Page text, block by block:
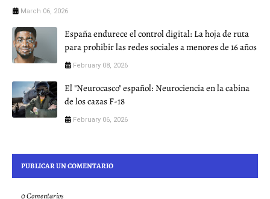
March 06, 2026
España endurece el control digital: La hoja de ruta
para prohibir las redes sociales a menores de 16 años
February 08, 2026
El "Neurocasco" español: Neurociencia en la cabina
de los cazas F-18
February 06, 2026
PUBLICAR UN COMENTARIO
0 Comentarios